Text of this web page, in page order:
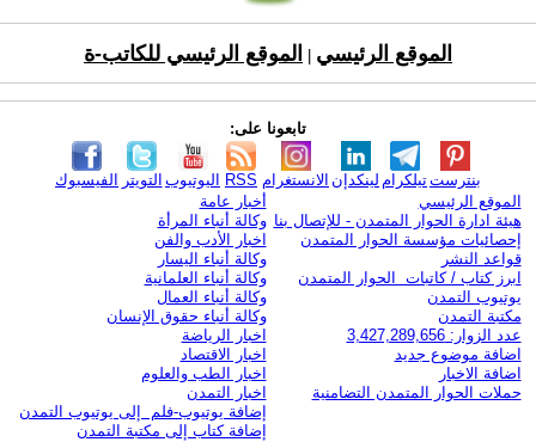
الموقع الرئيسي الموقع الرئيسي للكاتب-ة
تابعونا على:
الفيسبوك التويتر اليوتيوب RSS الانستغرام لينكدإن تيلكرامبنترست
الموقع الرئيسي
هيئة ادارة الحوار المتمدن - للإتصال بنا
إحصائيات مؤسسة الحوار المتمدن
قواعد النشر
ابرز كتاب / كاتبات الحوار المتمدن
يوتيوب التمدن
مكتبة التمدن
عدد الزوار: 3,427,289,656
اضافة موضوع جديد
اضافة الاخبار
حملات الحوار المتمدن التضامنية
أخبار عامة
وكالة أنباء المرأة
اخبار الأدب والفن
وكالة أنباء اليسار
وكالة أنباء العلمانية
وكالة أنباء العمال
وكالة أنباء حقوق الإنسان
اخبار الرياضة
اخبار الاقتصاد
اخبار الطب والعلوم
اخبار التمدن
إضافة يوتيوب-فلم إلى يوتيوب التمدن
إضافة كتاب إلى مكتبة التمدن